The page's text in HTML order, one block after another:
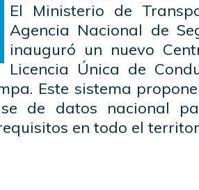
El Ministerio de
Agencia Nacional de
inauguró un nuevo
Licencia Única de
Este sistema
de datos nacional
en todo el